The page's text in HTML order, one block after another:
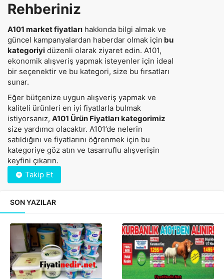
Rehberiniz
A101 market fiyatları hakkında bilgi almak ve
güncel kampanyalardan haberdar olmak için bu
kategoriyi düzenli olarak ziyaret edin. A101,
ekonomik alışveriş yapmak isteyenler için ideal
bir seçenektir ve bu kategori, size bu fırsatları
sunar.
Eğer bütçenize uygun alışveriş yapmak ve
kaliteli ürünleri en iyi fiyatlarla bulmak
istiyorsanız, A101 Ürün Fiyatları kategorimiz
size yardımcı olacaktır. A101’de nelerin
satıldığını ve fiyatlarını öğrenmek için bu
kategoriye göz atın ve tasarruflu alışverişin
keyfini çıkarın.
Takip Et
SON YAZILAR